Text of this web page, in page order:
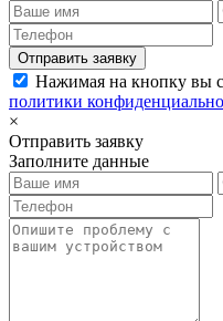
Отправить заявку
Нажимая на кнопку вы
политики
×
Отправить заявку
Заполните данные